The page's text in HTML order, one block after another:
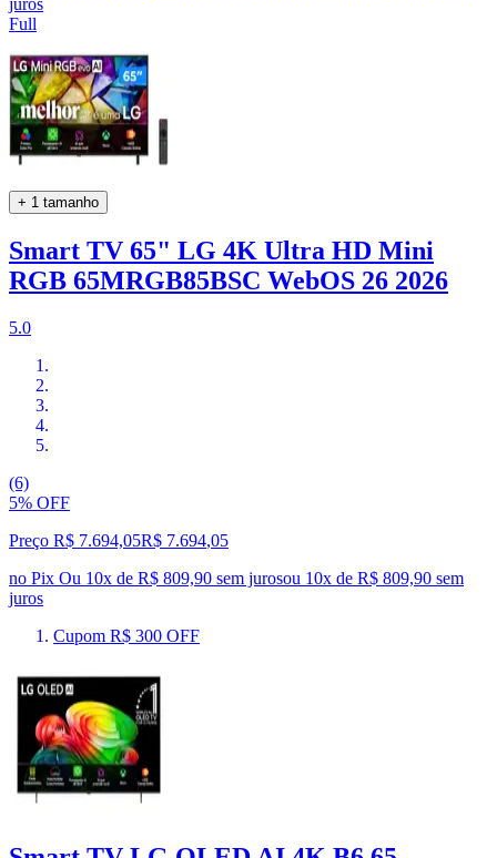
juros
Full
+ 1 tamanho
Smart TV 65" LG 4K Ultra HD Mini
RGB 65MRGB85BSC WebOS 26 2026
5.0
(6)
5% OFF
Preço R$ 7.694,05R$ 7.694,05
no Pix Ou 10x de R$ 809,90 sem jurosou 10x de R$ 809,90 sem
juros
Cupom R$ 300 OFF